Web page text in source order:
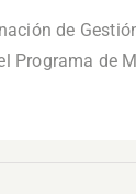
de
Programa de